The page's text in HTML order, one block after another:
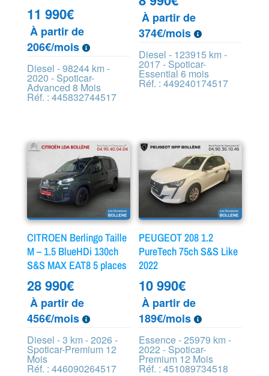
11 990€
À partir de
206€/mois
Diesel - 98244 km -
2020 - Spoticar-
Advanced 8 Mois
Réf. : 445832744517
À partir de
374€/mois
Diesel - 123915 km -
2017 - Spoticar-
Essential 6 mois
Réf. : 449240174517
CITROEN Berlingo Taille
M – 1.5 BlueHDi 130ch
S&S MAX EAT8 5 places
28 990€
À partir de
456€/mois
Diesel - 3 km - 2026 -
Spoticar-Premium 12
Mois
Réf. : 446090264517
PEUGEOT 208 1.2
PureTech 75ch S&S Like
2022
10 990€
À partir de
189€/mois
Essence - 25979 km -
2022 - Spoticar-
Premium 12 Mois
Réf. : 451089734518